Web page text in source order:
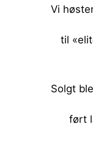
Vi
til
Solgt
ført